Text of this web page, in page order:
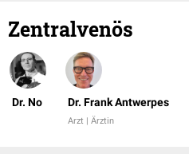
Zentralvenös
Dr. No Dr. Frank Antwerpes
Arzt | Ärztin